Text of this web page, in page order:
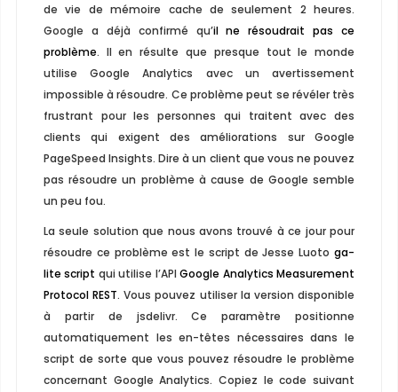
de vie de mémoire cache de seulement 2 heures.
Google a déjà confirmé qu’il ne résoudrait pas ce
problème. Il en résulte que presque tout le monde
utilise Google Analytics avec un avertissement
impossible à résoudre. Ce problème peut se révéler très
frustrant pour les personnes qui traitent avec des
clients qui exigent des améliorations sur Google
PageSpeed ​​Insights. Dire à un client que vous ne pouvez
pas résoudre un problème à cause de Google semble
un peu fou.
La seule solution que nous avons trouvé à ce jour pour
résoudre ce problème est le script de Jesse Luotoga-
lite script qui utilise l’APIGoogle Analytics Measurement
Protocol REST. Vous pouvez utiliser la version disponible
à partir de jsdelivr. Ce paramètre positionne
automatiquement les en-têtes nécessaires dans le
script de sorte que vous pouvez résoudre le problème
concernant Google Analytics. Copiez le code suivant